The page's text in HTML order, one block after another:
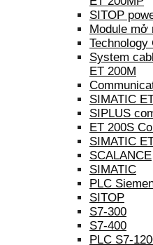
SITOP
Module mở
Technology
System
ET 200M
SIMATIC
SIPLUS
ET 200S
SIMATIC
SCALANCE
SIMATIC
PLC
SITOP
S7-300
S7-400
PLC S7-